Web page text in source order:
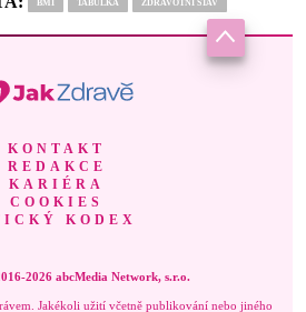
BMI TABULKA ZDRAVOTNÍ STAV
KONTAKT
REDAKCE
KARIÉRA
COOKIES
KODEX
2026 abcMedia Network, s.r.o.
Jakékoli užití včetně publikování nebo jiného